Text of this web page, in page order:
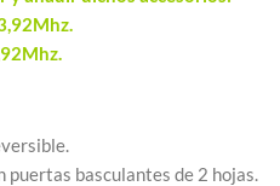
puertas basculantes de 2 hojas.